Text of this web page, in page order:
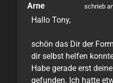
Arne schrieb
Hallo Tony,
schön das Dir der
dir selbst helfen
Habe gerade erst
gefunden. Ich hatte